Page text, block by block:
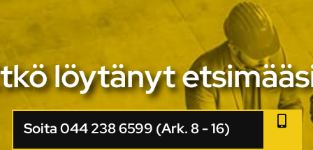
löytänyt
Soita 044 238 6599 (Ark. 8 - 16)